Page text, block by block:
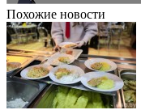
Похожие новости